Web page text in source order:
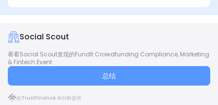
Social Scout
看看Social Scout发现的FundIt Crowdfunding Compliance, Marketing
& Fintech Event
总结
由TrustFinance AI分析提供